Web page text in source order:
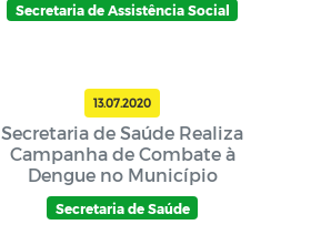
Secretaria de Assistência Social
13.07.2020
Secretaria de Saúde Realiza
Campanha de Combate à
Dengue no Município
Secretaria de Saúde